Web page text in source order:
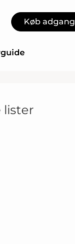
Køb adgang
lister